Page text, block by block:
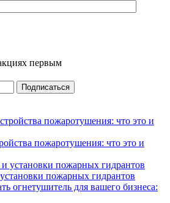
первым
пожаротушения: что это и
пожарных гидрантов